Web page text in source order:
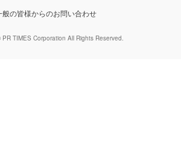
般の皆様からのお問い合わせ
TIMES Corporation All Rights Reserved.